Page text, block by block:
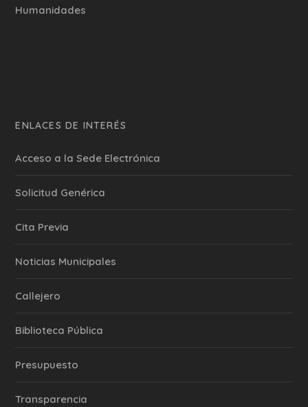
Humanidades
ENLACES DE INTERÉS
Acceso a la Sede Electrónica
Solicitud Genérica
Cita Previa
‎Noticias Municipales
Callejero
Biblioteca Pública
Presupuesto
Transparencia